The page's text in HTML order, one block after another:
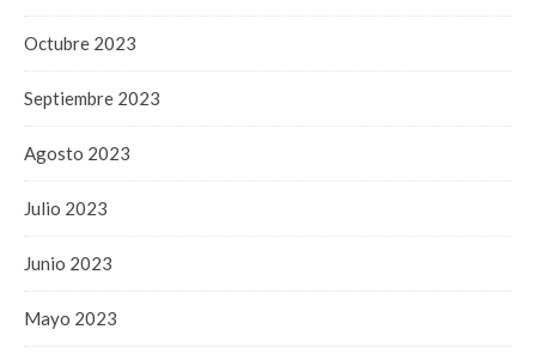
Octubre 2023
Septiembre 2023
Agosto 2023
Julio 2023
Junio 2023
Mayo 2023